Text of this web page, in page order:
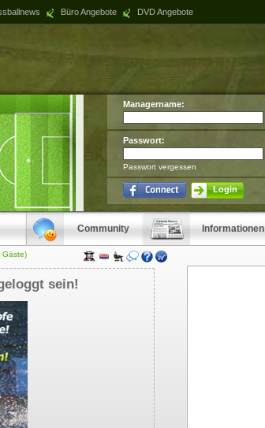
Büro Angebote DVD Angebote
Managername:
Passwort:
Passwort vergessen
Login
Community Informationen
Gäste)
sein!